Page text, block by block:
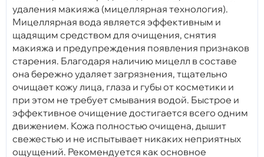
удаления макияжа (мицеллярная технология).
Мицеллярная вода является эффективным и
щадящим средством для очищения, снятия
макияжа и предупреждения появления признаков
старения. Благодаря наличию мицелл в составе
она бережно удаляет загрязнения, тщательно
очищает кожу лица, глаза и губы от косметики и
при этом не требует смывания водой. Быстрое и
эффективное очищение достигается всего одним
движением. Кожа полностью очищена, дышит
свежестью и не испытывает никаких неприятных
ощущений. Рекомендуется как основное